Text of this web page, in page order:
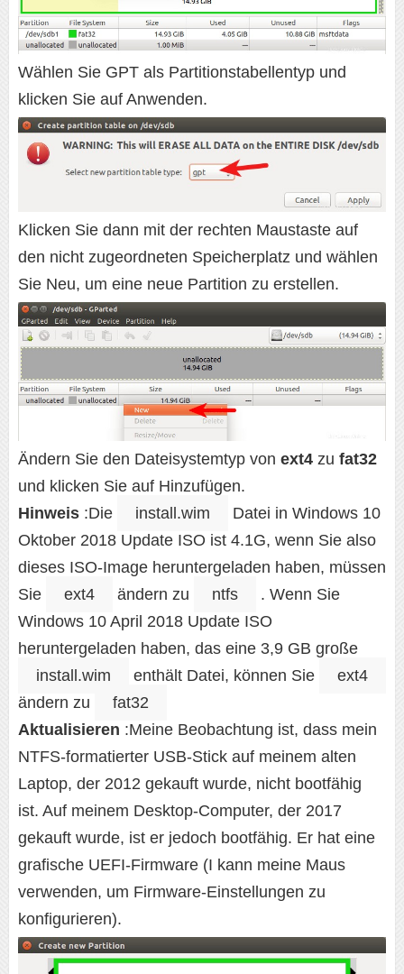
Wählen Sie GPT als Partitionstabellentyp und
klicken Sie auf Anwenden.
Klicken Sie dann mit der rechten Maustaste auf
den nicht zugeordneten Speicherplatz und wählen
Sie Neu, um eine neue Partition zu erstellen.
Ändern Sie den Dateisystemtyp von ext4 zu fat32
und klicken Sie auf Hinzufügen.
Hinweis :Die install.wim
Datei in Windows 10
Oktober 2018 Update ISO ist 4.1G, wenn Sie also
dieses ISO-Image heruntergeladen haben, müssen
Sie
ext4 ändern zu ntfs
. Wenn Sie
Windows 10 April 2018 Update ISO
heruntergeladen haben, das eine 3,9 GB große
install.wim
enthält Datei, können Sie
ext4
ändern zu
fat32
Aktualisieren :Meine Beobachtung ist, dass mein
NTFS-formatierter USB-Stick auf meinem alten
Laptop, der 2012 gekauft wurde, nicht bootfähig
ist. Auf meinem Desktop-Computer, der 2017
gekauft wurde, ist er jedoch bootfähig. Er hat eine
grafische UEFI-Firmware (I kann meine Maus
verwenden, um Firmware-Einstellungen zu
konfigurieren).